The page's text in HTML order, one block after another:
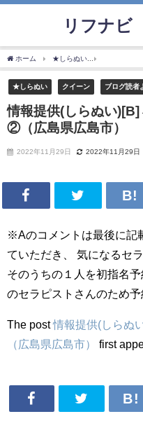
リフナビ
ホーム ★しらぬい
★しらぬい クイーン ブログ読者
情報提供(しらぬい
②（広島県広島市）
2022年11月29日 2022年11月29日
※Aのコメントは最後に記
ていただき、 気になるセ
そのうちの１人を初指名
のセラピストさんのため
The post情報提供(しらぬ
（広島県広島市）
first